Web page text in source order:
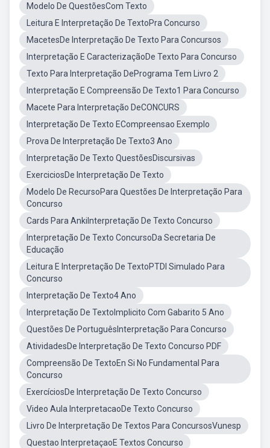
Modelo De QuestõesCom Texto
Leitura E Interpretação De TextoPra Concurso
MacetesDe Interpretação De Texto Para Concursos
Interpretação E CaracterizaçãoDe Texto Para Concurso
Texto Para Interpretação DePrograma Tem Livro 2
Interpretação E Compreensão De Texto1 Para Concurso
Macete Para Interpretação DeCONCURS
Interpretação De Texto ECompreensao Exemplo
Prova De Interpretação De Texto3 Ano
Interpretação De Texto QuestõesDiscursivas
ExerciciosDe Interpretação De Texto
Modelo De RecursoPara Questões De Interpretação Para
Concurso
Cards Para AnkiInterpretação De Texto Concurso
Interpretação De Texto ConcursoDa Secretaria De
Educação
Leitura E Interpretação De TextoPTDI Simulado Para
Concurso
Interpretação De Texto4 Ano
Interpretação De TextoImplicito Com Gabarito 5 Ano
Questões De PortuguêsInterpretação Para Concurso
AtividadesDe Interpretação De Texto Concurso PDF
Compreensão De TextoEn Si No Fundamental Para
Concurso
ExercíciosDe Interpretação De Texto Concurso
Video Aula InterpretacaoDe Texto Concurso
Livro De Interpretação De Textos Para ConcursosVunesp
Questao InterpretaçaoE Textos Concurso